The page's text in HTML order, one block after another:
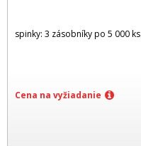
spinky: 3 zásobníky po 5 000 ks
Cena na vyžiadanie